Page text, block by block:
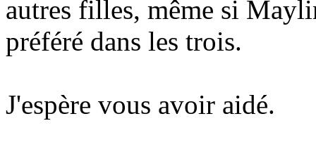
autres filles, même si
préféré dans les trois.
J'espère vous avoir aidé.